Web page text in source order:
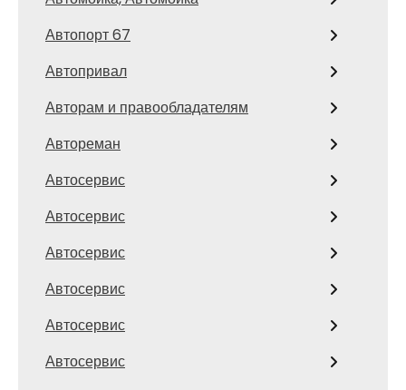
Автопорт 67
Автопривал
Авторам и правообладателям
Автореман
Автосервис
Автосервис
Автосервис
Автосервис
Автосервис
Автосервис